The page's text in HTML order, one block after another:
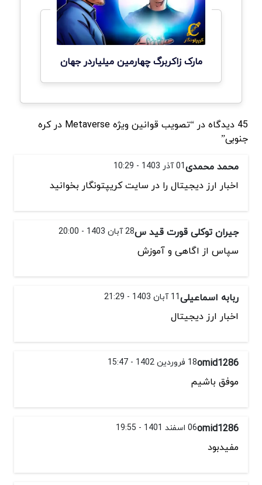
مارک زاکربرگ چهارمین میلیاردر جهان
45 دیدگاه در “تصویب قوانین ویژه Metaverse در کره
جنوبی”
محمد محمدی01 آذر 1403 - 10:29
اخبار ارز دیجیتال را در سایت کریپتونگار بخوانید
جیران توکلی قورت قید س28 آبان 1403 - 20:00
سپاس از اگاهی و آموزش
ربابه اسماعیلی11 آبان 1403 - 21:29
اخبار ارز دیجیتال
omid128618 فروردین 1402 - 15:47
موفق باشیم
omid128606 اسفند 1401 - 19:55
مفیدبود